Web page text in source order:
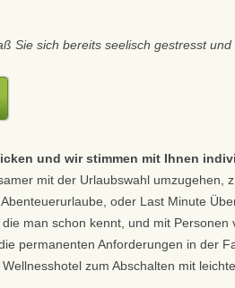
Sie sich bereits seelisch gestresst und
und wir stimmen mit Ihnen
mit der Urlaubswahl umzugehen,
oder Last Minute
man schon kennt, und mit
permanenten Anforderungen in der
zum Abschalten mit